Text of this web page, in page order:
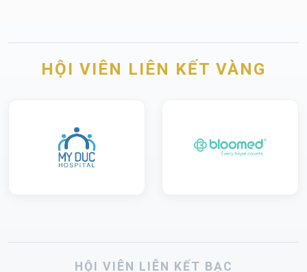
HỘI VIÊN LIÊN KẾT VÀNG
HỘI VIÊN LIÊN KẾT BẠC